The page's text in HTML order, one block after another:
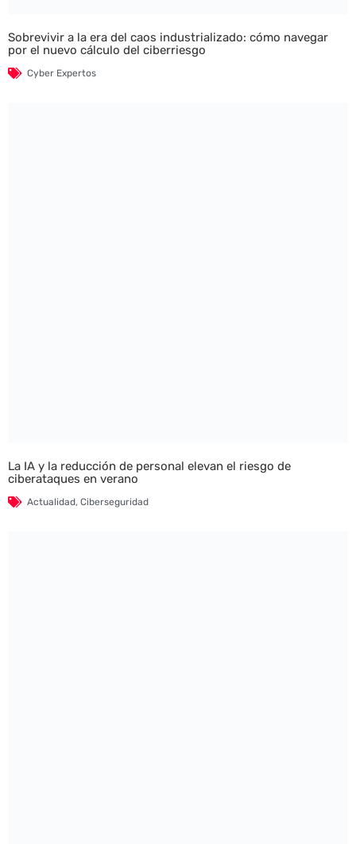
Sobrevivir a la era del caos industrializado: cómo navegar
por el nuevo cálculo del ciberriesgo
Cyber Expertos
La IA y la reducción de personal elevan el riesgo de
ciberataques en verano
Actualidad, Ciberseguridad